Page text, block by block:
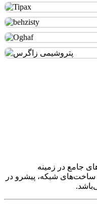
جامع در زمینه
ساخت‌های شبکه، پیشرو در